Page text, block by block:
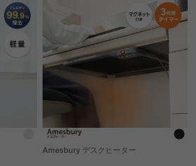
Amesbury デスクヒーター